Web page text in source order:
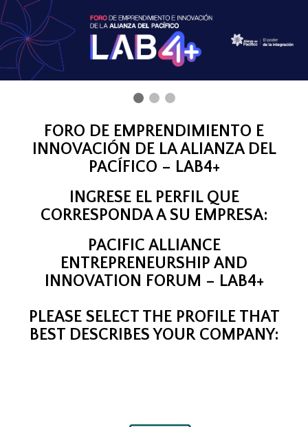
FORO DE EMPRENDIMIENTO E
INNOVACIÓN DE LA ALIANZA DEL
PACÍFICO – LAB4+
INGRESE EL PERFIL QUE
CORRESPONDA A SU EMPRESA:
PACIFIC ALLIANCE
ENTREPRENEURSHIP AND
INNOVATION FORUM – LAB4+
PLEASE SELECT THE PROFILE THAT
BEST DESCRIBES YOUR COMPANY: